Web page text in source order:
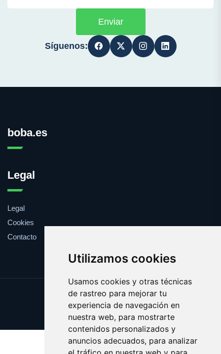
Utilizamos cookies
Usamos cookies y otras técnicas
de rastreo para mejorar tu
experiencia de navegación en
nuestra web, para mostrarte
contenidos personalizados y
anuncios adecuados, para analizar
Enviar
Síguenos:
boba.es
Legal
Legal
Cookies
Contacto
Update cookies preferences
Copyright © 2025 boba.es